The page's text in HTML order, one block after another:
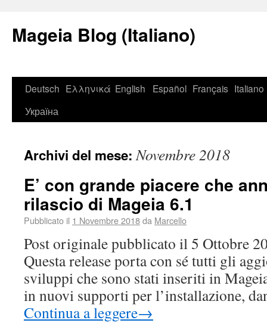
Mageia Blog (Italiano)
Deutsch Ελληνικά English Español Français Italiano
Україна
Archivi del mese:Novembre 2018
E’ con grande piacere che
rilascio di Mageia 6.1
Pubblicato il 1 Novembre 2018da Marcello
Post originale pubblicato il 5 Ottobre
Questa release porta con sé tutti gli
sviluppi che sono stati inseriti in
in nuovi supporti per l’installazione,
Continua a leggere→